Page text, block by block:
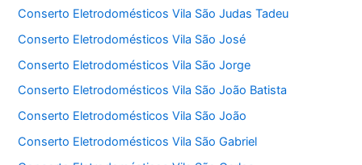
Conserto Eletrodomésticos Vila São Judas Tadeu
Conserto Eletrodomésticos Vila São José
Conserto Eletrodomésticos Vila São Jorge
Conserto Eletrodomésticos Vila São João Batista
Conserto Eletrodomésticos Vila São João
Conserto Eletrodomésticos Vila São Gabriel